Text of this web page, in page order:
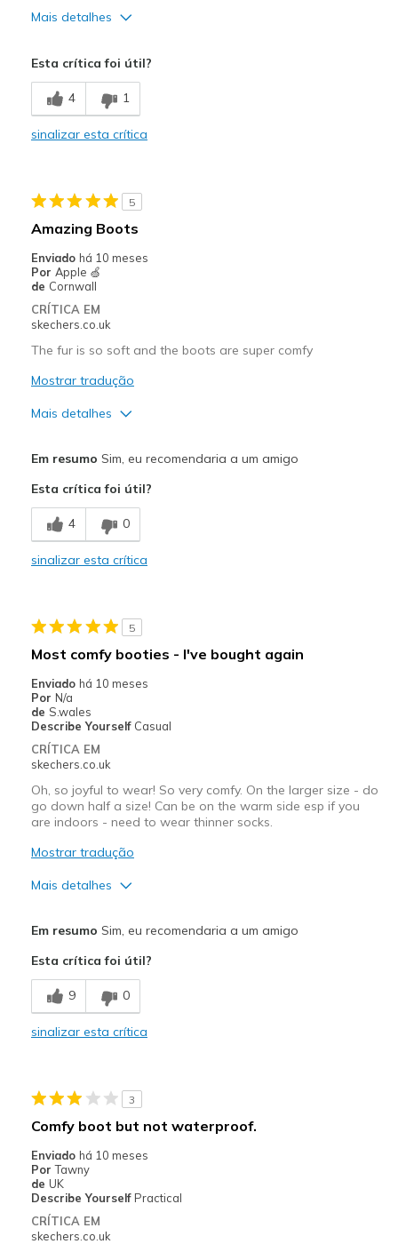
Mais detalhes
Stylish
Esta crítica foi útil?
4 1
sinalizar esta crítica
5
Amazing Boots
Enviado há 10 meses
Por Apple 🍏
de Cornwall
CRÍTICA EM
skechers.co.uk
The fur is so soft and the boots are super comfy
Mostrar tradução
Mais detalhes
Width
Sizing
Em resumo Sim, eu recomendaria a um amigo
Esta crítica foi útil?
4 0
sinalizar esta crítica
5
Most comfy booties - I've bought again
Enviado há 10 meses
Por N/a
de S.wales
Describe Yourself Casual
CRÍTICA EM
skechers.co.uk
Oh, so joyful to wear! So very comfy. On the larger size - do
go down half a size! Can be on the warm side esp if you
are indoors - need to wear thinner socks.
Mostrar tradução
Mais detalhes
Comfortable
So, so, very comfy!
They can be quite warm so I wear thinner socks!
Melhores utilizações
Casual Wear
Em resumo Sim, eu recomendaria a um amigo
Esta crítica foi útil?
9 0
sinalizar esta crítica
3
Comfy boot but not waterproof.
Enviado há 10 meses
Por Tawny
de UK
Describe Yourself Practical
CRÍTICA EM
skechers.co.uk